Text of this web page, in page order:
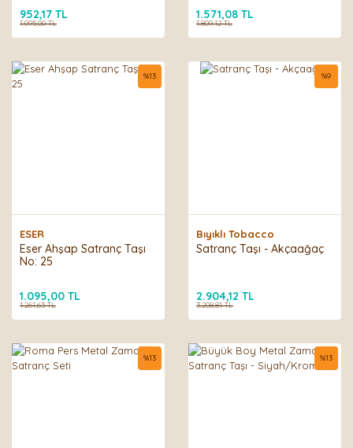
952,17 TL
1.095,00 TL
1.571,08 TL
1.809,12 TL
ESER
Eser Ahşap Satranç Taşı
No: 25
%13
1.095,00 TL
1.261,63 TL
Bıyıklı Tobacco
Satranç Taşı - Akçaağaç
%9
2.904,12 TL
3.208,81 TL
%13 %13